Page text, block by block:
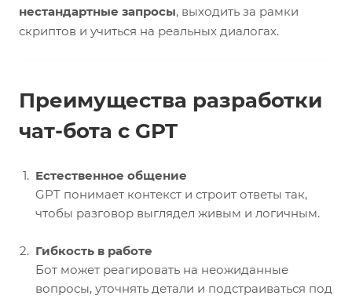
нестандартные запросы, выходить за рамки
скриптов и учиться на реальных диалогах.
Преимущества разработки
чат-бота с GPT
Естественное общение
GPT понимает контекст и строит ответы так,
чтобы разговор выглядел живым и логичным.
Гибкость в работе
Бот может реагировать на неожиданные
вопросы, уточнять детали и подстраиваться под